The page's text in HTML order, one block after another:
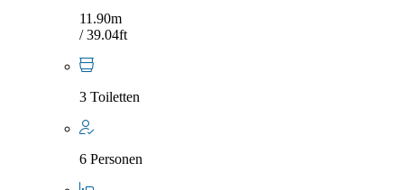
11.90m
/ 39.04ft
3 Toiletten
6 Personen